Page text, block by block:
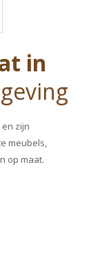
in
zijn
meubels,
op maat.